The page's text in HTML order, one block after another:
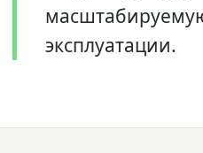
эксплуатации.